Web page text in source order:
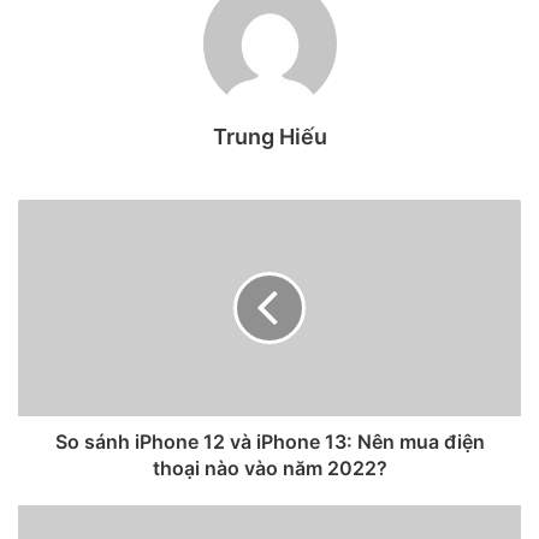
mới và sản phẩm này là một dạng máy tính xách tay với màn
hình có thể gập lại được. Sản phẩm này được cho là sẽ có
màn hình xem được định dạng video 4K trở lên và có kích
mới bí ẩn ở giai đoạn đầu này, dường như có ba trường hợp
chính về cách Apple có thể hình thành thiết kế của thiết bị
Trung Hiếu
So sánh iPhone 12 và iPhone 13: Nên mua điện
thoại nào vào năm 2022?